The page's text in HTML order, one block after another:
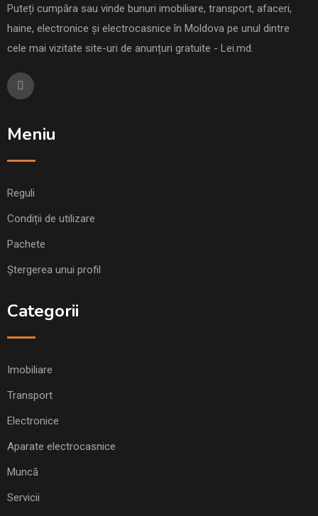
Puteți cumpăra sau vinde bunuri imobiliare, transport, afaceri,
haine, electronice și electrocasnice în Moldova pe unul dintre
cele mai vizitate site-uri de anunțuri gratuite - Lei.md.
Meniu
Reguli
Condiții de utilizare
Pachete
Ștergerea unui profil
Categorii
Imobiliare
Transport
Electronice
Aparate electrocasnice
Muncă
Servicii